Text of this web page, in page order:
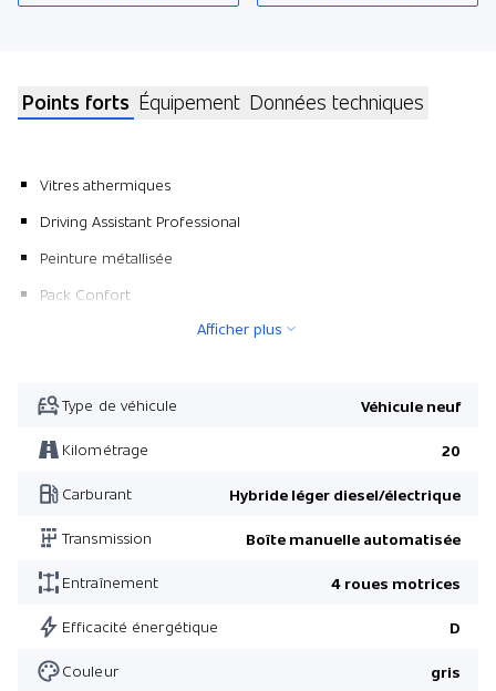
Points forts Équipement Données techniques
Vitres athermiques
Driving Assistant Professional
Peinture métallisée
Pack Confort
Chauffage du volant
BMW Repair 4 ans/ 200'000 km
Afficher plus
Type de véhicule Véhicule neuf
Kilométrage 20
Carburant Hybride léger diesel/électrique
Transmission Boîte manuelle automatisée
Entraînement 4 roues motrices
Efficacité énergétique D
Couleur gris